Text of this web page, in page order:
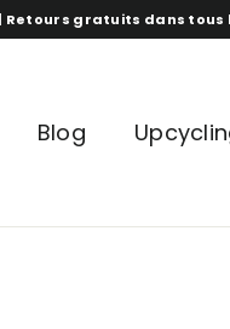
Retours gratuits dans tous
Blog